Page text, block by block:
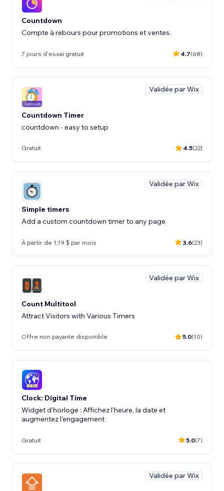
Countdown
Compte à rebours pour promotions et ventes.
7 jours d'essai gratuit 4.7(68)
Validée par Wix
Countdown Timer
countdown - easy to setup
Gratuit 4.5(22)
Validée par Wix
Simple timers
Add a custom countdown timer to any page
À partir de 1,19 $ par mois 3.6(23)
Validée par Wix
Count Multitool
Attract Visitors with Various Timers
Offre non payante disponible 5.0(10)
Clock: Digital Time
Widget d'horloge : Affichez l'heure, la date et
augmentez l'engagement
Gratuit 5.0(7)
Validée par Wix